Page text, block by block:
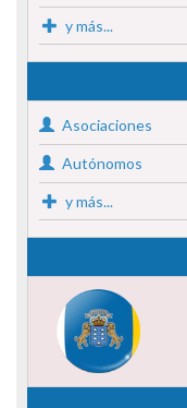
y más...
Asociaciones
Autónomos
y más...